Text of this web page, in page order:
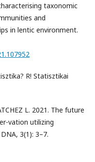
taxonomic
and
in lentic environment.
R! Statisztikai
L. 2021. The future
vation utilizing
3(1): 3–7.